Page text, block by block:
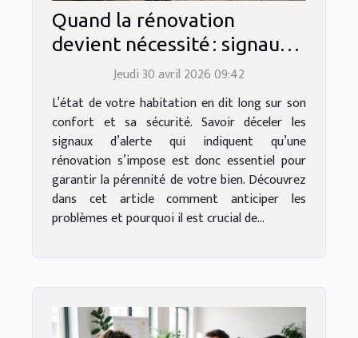
Quand la rénovation
devient nécessité : signaux
d’alerte à ne pas ignorer
Jeudi 30 avril 2026 09:42
L’état de votre habitation en dit long sur son
confort et sa sécurité. Savoir déceler les
signaux d’alerte qui indiquent qu’une
rénovation s’impose est donc essentiel pour
garantir la pérennité de votre bien. Découvrez
dans cet article comment anticiper les
problèmes et pourquoi il est crucial de...